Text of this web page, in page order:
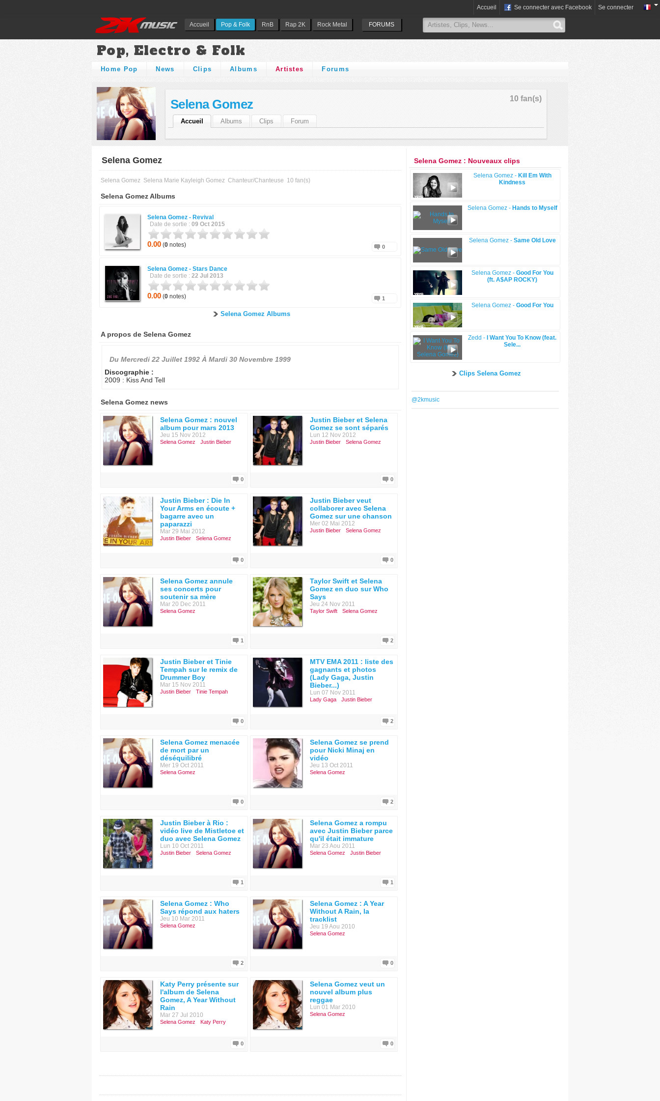
Accueil Pop & Folk RnB Rap 2K Rock Metal FORUMS
Accueil Se connecter avec Facebook Se connecter
Pop, Electro & Folk
Home Pop News Clips Albums Artistes Forums
10 fan(s)
Selena Gomez
Accueil Albums Clips Forum
Selena Gomez
Selena Gomez Selena Marie Kayleigh Gomez Chanteur/Chanteuse 10 fan(s)
Selena Gomez Albums
Selena Gomez - Revival
Date de sortie : 09 Oct 2015
0.00 (0 notes) 0
Selena Gomez - Stars Dance
Date de sortie : 22 Jul 2013
0.00 (0 notes) 1
Selena Gomez Albums
A propos de Selena Gomez
Du Mercredi 22 Juillet 1992 À Mardi 30 Novembre 1999
Discographie :
2009 : Kiss And Tell
Selena Gomez news
Selena Gomez : nouvel
album pour mars 2013
Jeu 15 Nov 2012
Selena Gomez Justin Bieber
0
Justin Bieber et Selena
Gomez se sont séparés
Lun 12 Nov 2012
Justin Bieber Selena Gomez
0
Justin Bieber : Die In
Your Arms en écoute +
bagarre avec un
paparazzi
Mar 29 Mai 2012
Justin Bieber Selena Gomez
0
Justin Bieber veut
collaborer avec Selena
Gomez sur une chanson
Mer 02 Mai 2012
Justin Bieber Selena Gomez
0
Selena Gomez annule
ses concerts pour
soutenir sa mère
Mar 20 Dec 2011
Selena Gomez
1
Taylor Swift et Selena
Gomez en duo sur Who
Says
Jeu 24 Nov 2011
Taylor Swift Selena Gomez
2
Justin Bieber et Tinie
Tempah sur le remix de
Drummer Boy
Mar 15 Nov 2011
Justin Bieber Tinie Tempah
0
MTV EMA 2011 : liste des
gagnants et photos
(Lady Gaga, Justin
Bieber...)
Lun 07 Nov 2011
Lady Gaga Justin Bieber
2
Selena Gomez menacée
de mort par un
déséquilibré
Mer 19 Oct 2011
Selena Gomez
0
Selena Gomez se prend
pour Nicki Minaj en
vidéo
Jeu 13 Oct 2011
Selena Gomez
2
Justin Bieber à Rio :
vidéo live de Mistletoe et
duo avec Selena Gomez
Lun 10 Oct 2011
Justin Bieber Selena Gomez
1
Selena Gomez a rompu
avec Justin Bieber parce
qu'il était immature
Mar 23 Aou 2011
Selena Gomez Justin Bieber
1
Selena Gomez : Who
Says répond aux haters
Jeu 10 Mar 2011
Selena Gomez
2
Selena Gomez : A Year
Without A Rain, la
tracklist
Jeu 19 Aou 2010
Selena Gomez
0
Katy Perry présente sur
l'album de Selena
Gomez, A Year Without
Rain
Mar 27 Jul 2010
Selena Gomez Katy Perry
0
Selena Gomez veut un
nouvel album plus
reggae
Lun 01 Mar 2010
Selena Gomez
0
Selena Gomez : Nouveaux clips
Selena Gomez - Kill Em With
Kindness
Selena Gomez - Hands to Myself
Selena Gomez - Same Old Love
Selena Gomez - Good For You
(ft. A$AP ROCKY)
Selena Gomez - Good For You
Zedd -
I Want You To Know (feat.
Sele...
Clips Selena Gomez
@2kmusic